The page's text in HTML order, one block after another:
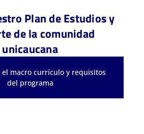
Plan de Estudios y
de la comunidad
unicaucana
el macro currículo y requisitos
del programa